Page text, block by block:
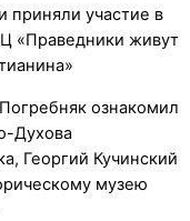
ознакомил
Духова
Георгий Кучинский
музею